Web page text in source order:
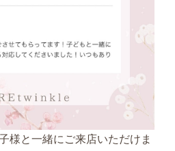
様と一緒にご来店いただけま